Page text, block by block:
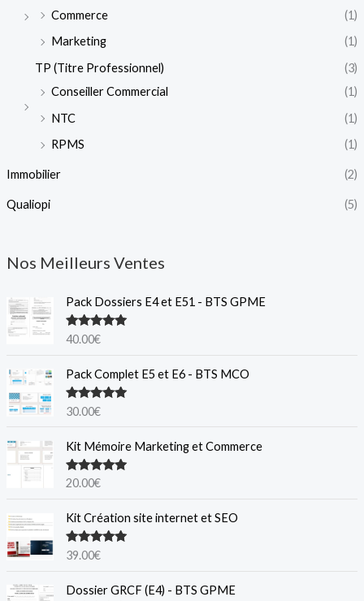
Commerce
(1)
Marketing
(1)
TP (Titre Professionnel)
(3)
Conseiller Commercial
(1)
NTC
(1)
RPMS
(1)
Immobilier (2)
Qualiopi (5)
Nos Meilleurs Ventes
Pack Dossiers E4 et E51 - BTS GPME
Note5.00
40.00€
Pack Complet E5 et E6 - BTS MCO
Note5.00
30.00€
Kit Mémoire Marketing et Commerce
Note5.00
20.00€
Kit Création site internet et SEO
Note5.00
39.00€
Dossier GRCF (E4) - BTS GPME